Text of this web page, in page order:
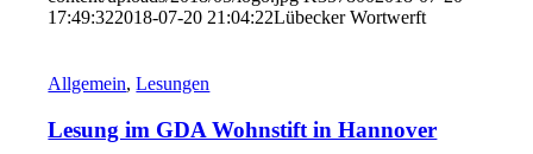
17:49:322018-07-20 21:04:22Lübecker Wortwerft
Allgemein,Lesungen
Lesung im GDA Wohnstift in Hannover